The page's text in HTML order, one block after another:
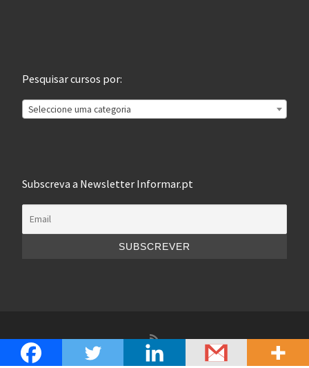
Pesquisar cursos por:
Seleccione uma categoria
Subscreva a Newsletter Informar.pt